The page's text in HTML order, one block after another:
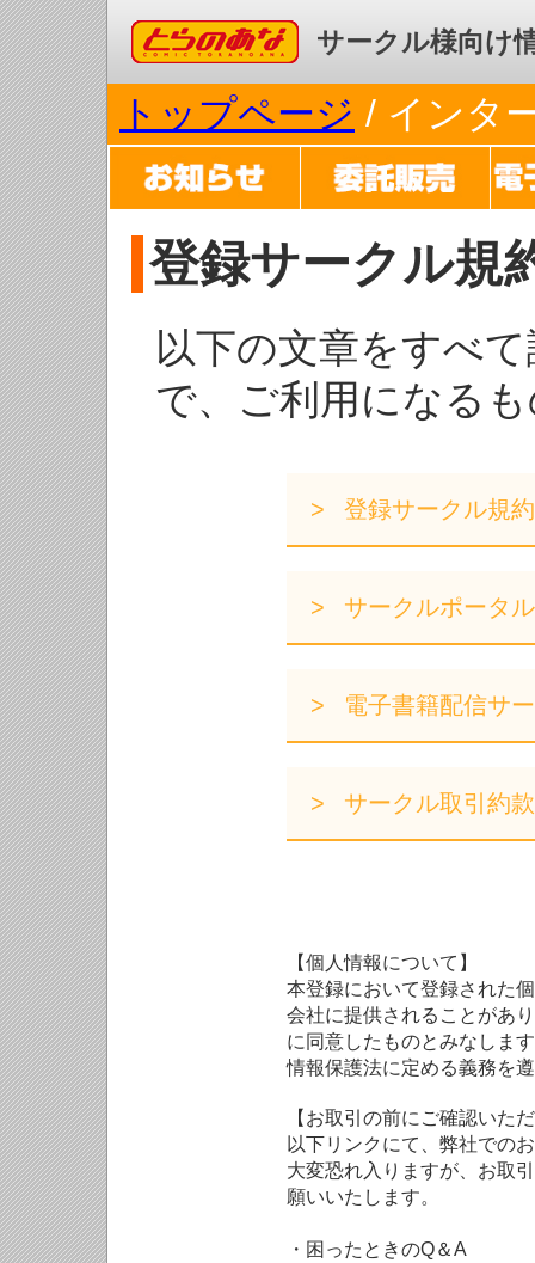
コミックとらのあな サークル様向け
トップページ / インタ
登録サークル規
以下の文章をすべ
で、ご利用になる
登録サークル規約
サークルポータ
電子書籍配信サ
サークル取引約款
【個人情報について】
本登録において登録された
会社に提供されることがあ
に同意したものとみなしま
情報保護法に定める義務を
【お取引の前にご確認いた
以下リンクにて、弊社での
大変恐れ入りますが、お取
願いいたします。
・困ったときのQ＆A